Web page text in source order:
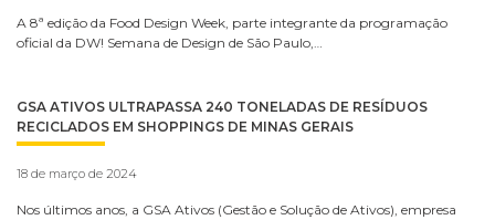
A 8ª edição da Food Design Week, parte integrante da programação
oficial da DW! Semana de Design de São Paulo,…
GSA ATIVOS ULTRAPASSA 240 TONELADAS DE RESÍDUOS
RECICLADOS EM SHOPPINGS DE MINAS GERAIS
18 de março de 2024
Nos últimos anos, a GSA Ativos (Gestão e Solução de Ativos), empresa